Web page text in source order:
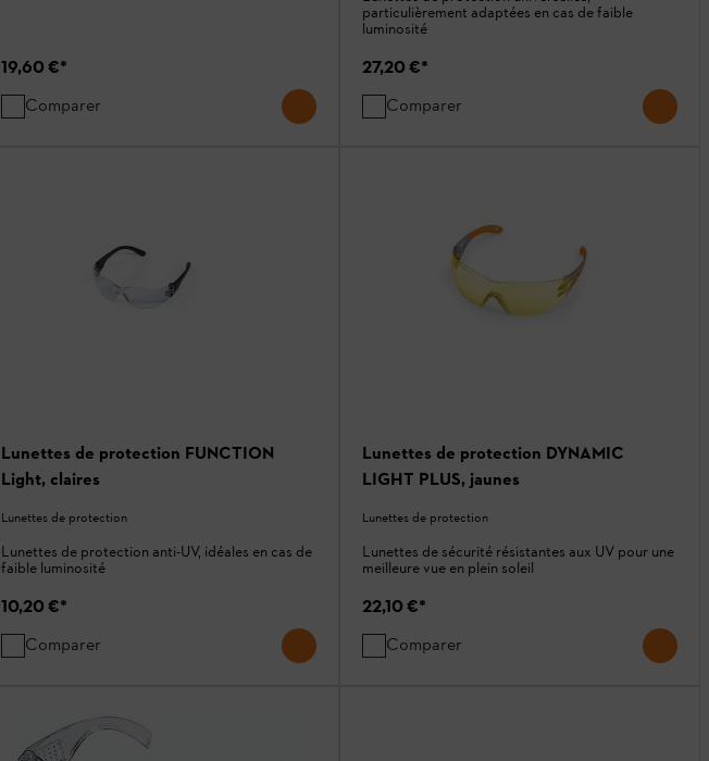
19,60 €*
Comparer
particulièrement adaptées en cas de faible
luminosité
27,20 €*
Comparer
Lunettes de protection FUNCTION
Light, claires
Lunettes de protection
Lunettes de protection anti-UV, idéales en cas de
faible luminosité
10,20 €*
Comparer
Lunettes de protection DYNAMIC
LIGHT PLUS, jaunes
Lunettes de protection
Lunettes de sécurité résistantes aux UV pour une
meilleure vue en plein soleil
22,10 €*
Comparer